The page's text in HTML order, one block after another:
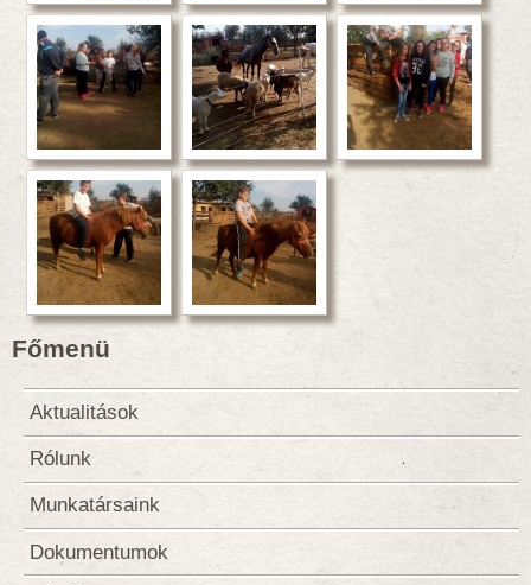
Főmenü
Aktualitások
Rólunk
Munkatársaink
Dokumentumok